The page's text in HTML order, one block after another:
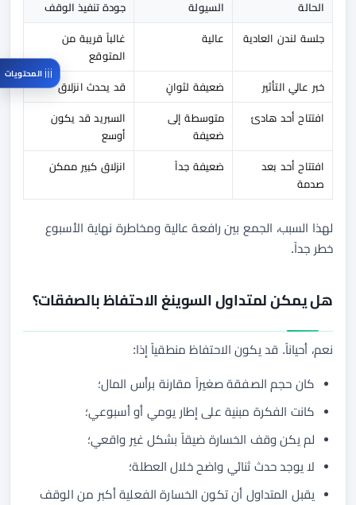
الحالة السيولة جودة تنفيذ الوقف
جلسة لندن العادية عالية
غالباً قريبة من
المتوقع
خبر عالي التأثير ضعيفة لثوانٍ قد يحدث انزلاق
افتتاح أحد هادئ
متوسطة إلى
ضعيفة
السبريد قد يكون
أوسع
افتتاح أحد بعد
صدمة
ضعيفة جداً انزلاق كبير ممكن
لهذا السبب، الجمع بين رافعة عالية ومخاطرة نهاية الأسبوع
خطر جداً.
هل يمكن لمتداول السوينغ الاحتفاظ بالصفقات؟
نعم، أحياناً. قد يكون الاحتفاظ منطقياً إذا:
كان حجم الصفقة صغيراً مقارنة برأس المال؛
كانت الفكرة مبنية على إطار يومي أو أسبوعي؛
لم يكن وقف الخسارة ضيقاً بشكل غير واقعي؛
لا يوجد حدث ثنائي واضح خلال العطلة؛
يقبل المتداول أن تكون الخسارة الفعلية أكبر من الوقف
المحتويات